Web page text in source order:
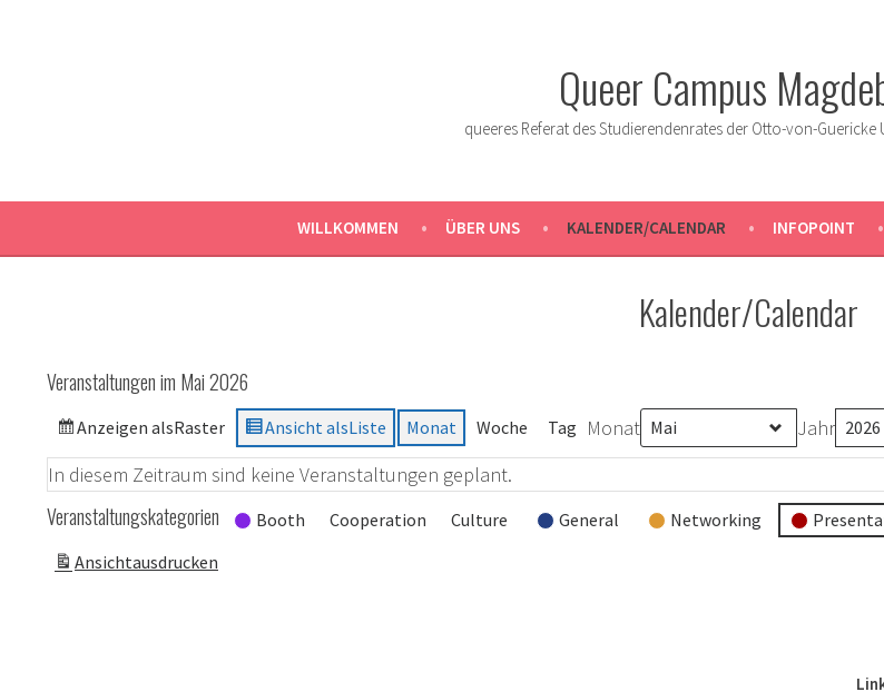
Queer Campus
queeres Referat des Studierendenrates der Otto-von-
WILLKOMMEN ÜBER UNS KALENDER/CALENDAR INFOPOINT
Kalender/Calendar
Veranstaltungen im Mai 2026
Anzeigen alsRaster Ansicht alsListe Monat Woche Tag Monat Jahr
In diesem Zeitraum sind keine Veranstaltungen geplant.
Veranstaltungskategorien Booth Cooperation Culture General Networking
Ansichtausdrucken